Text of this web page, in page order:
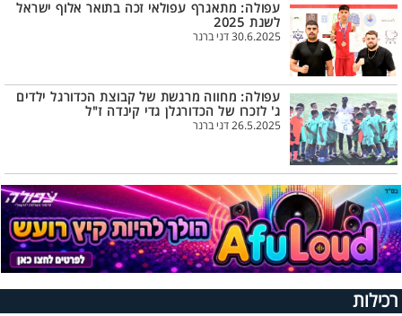
עפולה: מתאגרף עפולאי זכה בתואר אלוף ישראל
לשנת 2025
30.6.2025 דני ברנר
עפולה: מחווה מרגשת של קבוצת הכדורגל ילדים
ג' לזכרו של הכדורגלן גדי קינדה ז"ל
26.5.2025 דני ברנר
רכילות